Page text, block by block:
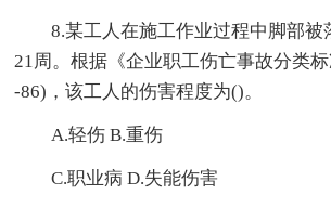
8.某工人在施工作业过程中脚部被
21周。根据《企业职工伤亡事故分类
-86)，该工人的伤害程度为()。
A.轻伤 B.重伤
C.职业病 D.失能伤害